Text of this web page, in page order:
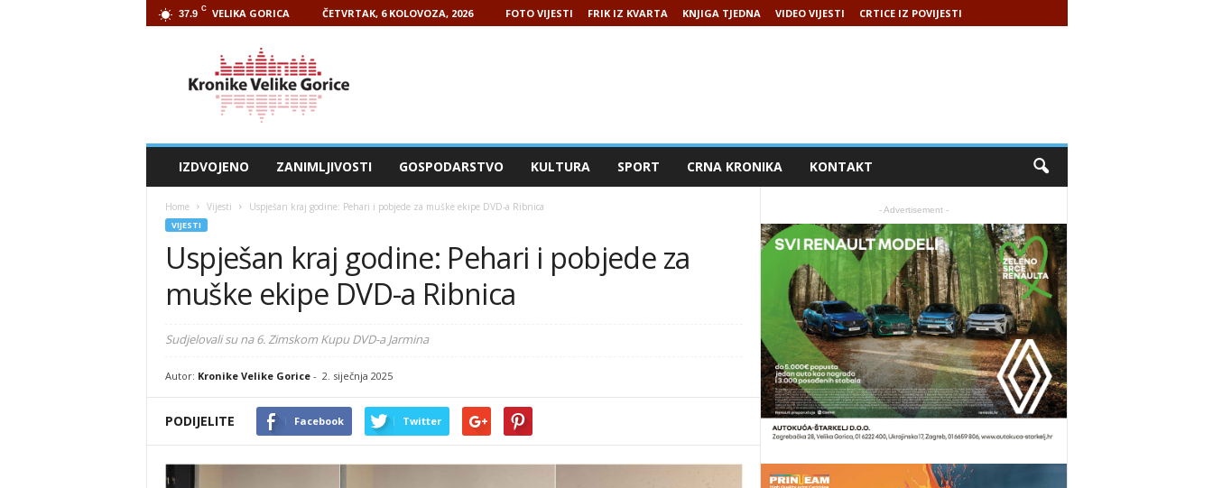
37.9 C VELIKA GORICA ČETVRTAK, 6 KOLOVOZA, 2026 FOTO VIJESTI FRIK IZ KVARTA KNJIGA TJEDNA VIDEO VIJESTI CRTICE IZ POVIJESTI
IZDVOJENO ZANIMLJIVOSTI GOSPODARSTVO KULTURA SPORT CRNA KRONIKA KONTAKT
Home Vijesti Uspješan kraj godine: Pehari i pobjede za muške ekipe DVD-a Ribnica
VIJESTI
Uspješan kraj godine: Pehari i pobjede za
muške ekipe DVD-a Ribnica
Sudjelovali su na 6. Zimskom Kupu DVD-a Jarmina
Autor: Kronike Velike Gorice- 2. siječnja 2025
PODIJELITE Facebook Twitter
- Advertisement -